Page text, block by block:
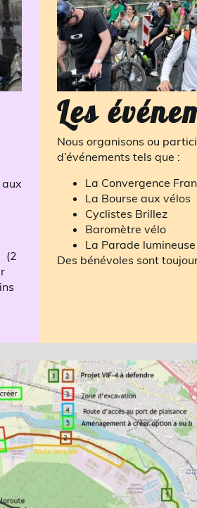
(2
Les
Nous organisons ou
d’événements tels que :
La Convergence
La Bourse aux vélos
Cyclistes Brillez
Baromètre vélo
La Parade lumineuse
Des bénévoles sont